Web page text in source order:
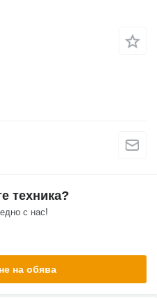
техника?
с нас!
на обява